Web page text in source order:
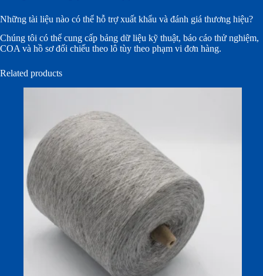
Những tài liệu nào có thể hỗ trợ xuất khẩu và đánh giá thương hiệu?
Chúng tôi có thể cung cấp bảng dữ liệu kỹ thuật, báo cáo thử nghiệm,
COA và hồ sơ đối chiếu theo lô tùy theo phạm vi đơn hàng.
Related products